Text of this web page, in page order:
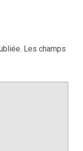
Les champs